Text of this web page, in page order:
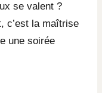
se valent ?
c’est la maîtrise
une soirée